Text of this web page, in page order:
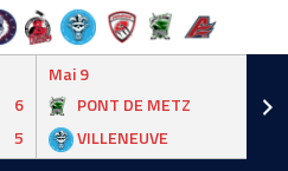
6
5
Mai 9
PONT DE METZ
VILLENEUVE